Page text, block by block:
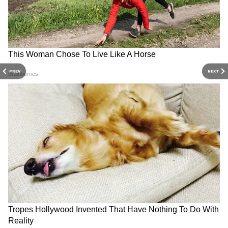
PREV NEXT
पहला हफ्ता –57.7 करोड़ रुपए
दूसरा हफ्ता –27 करोड़ रुपए
15वां दिन –
16वां दिन –2.75 करोड़ रुपए
17वां दिन – 3.45 करोड़ रुपए
भारत में टोटल नेट कलेक्शन :92.4 करोड़ रुपए नेट
यह भी पढ़ें :Bhooth Bangla Collection Day
31: 200 करोड़ क्लब में शामिल होगी 'भूत बंगला',
करनी है बस इतनी कमाई
20वें दिन 'वेलकम टू द जंगल' की
हालत हुई खराब, 1 करोड़ भी नहीं
कमा पा रही अक्षय कुमार की ये
फिल्म
'गौरी हिंदू नहीं ईसाई है, जिंदगी और
मजेदार हो रही है'...लव जिहाद पर
आमिर खान ने तोड़ी चुप्पी